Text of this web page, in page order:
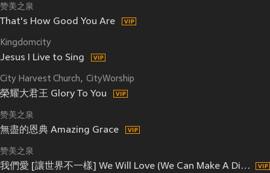
赞美之泉
That's How Good You Are
Kingdomcity
Jesus I Live to Sing
City Harvest Church CityWorship
榮耀大君王 Glory To You
赞美之泉
無盡的恩典 Amazing Grace
赞美之泉
我們愛 [讓世界不一樣] We Will Love (We Can Make A Difference)